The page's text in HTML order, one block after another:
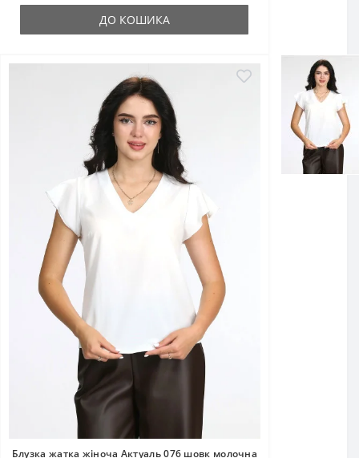
ДО КОШИКА
Блузка жатка жіноча Актуаль 076 шовк молочна